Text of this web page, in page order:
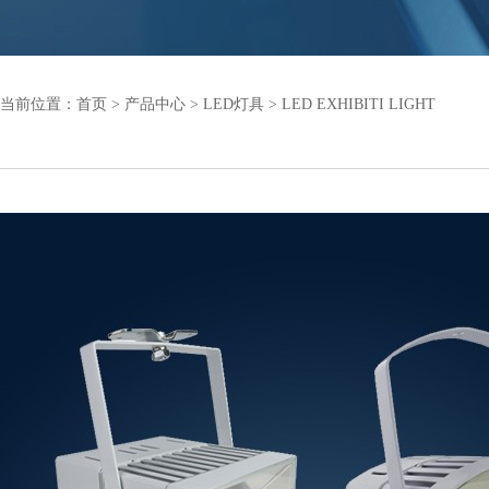
当前位置： 首页 > 产品中心 > LED灯具 > LED EXHIBITI LIGHT